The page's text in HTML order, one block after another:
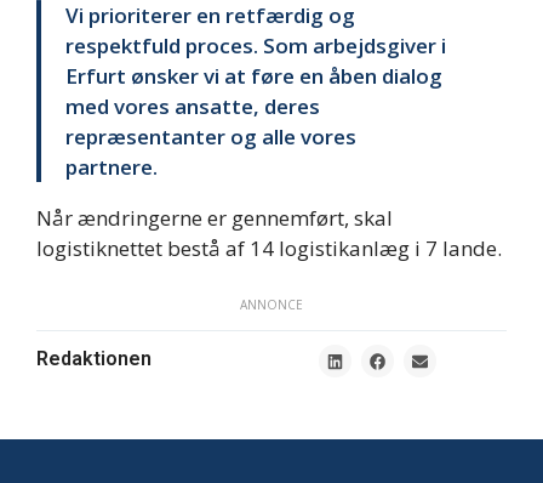
Vi prioriterer en retfærdig og
respektfuld proces. Som arbejdsgiver i
Erfurt ønsker vi at føre en åben dialog
med vores ansatte, deres
repræsentanter og alle vores
partnere.
Når ændringerne er gennemført, skal
logistiknettet bestå af 14 logistikanlæg i 7 lande.
ANNONCE
Redaktionen